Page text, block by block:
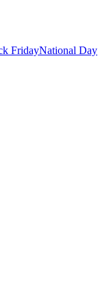
FridayNational Day